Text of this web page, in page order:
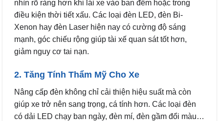
nhìn rõ ràng hơn khi lái xe vào ban đêm hoặc trong
điều kiện thời tiết xấu. Các loại đèn LED, đèn Bi-
Xenon hay đèn Laser hiện nay có cường độ sáng
mạnh, góc chiếu rộng giúp tài xế quan sát tốt hơn,
giảm nguy cơ tai nạn.
2. Tăng Tính Thẩm Mỹ Cho Xe
Nâng cấp đèn không chỉ cải thiện hiệu suất mà còn
giúp xe trở nên sang trọng, cá tính hơn. Các loại đèn
có dải LED chạy ban ngày, đèn mí, đèn gầm đổi màu…